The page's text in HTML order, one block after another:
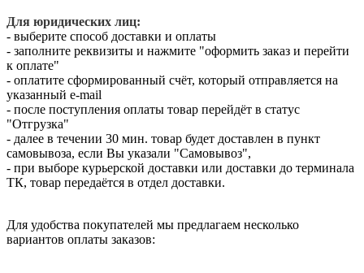
Для юридических лиц:
- выберите способ доставки и оплаты
- заполните реквизиты и нажмите "оформить заказ и перейти
к оплате"
- оплатите сформированный счёт, который отправляется на
указанный e-mail
- после поступления оплаты товар перейдёт в статус
"Отгрузка"
- далее в течении 30 мин. товар будет доставлен в пункт
самовывоза, если Вы указали "Самовывоз",
- при выборе курьерской доставки или доставки до терминала
ТК, товар передаётся в отдел доставки.
Для удобства покупателей мы предлагаем несколько
вариантов оплаты заказов: